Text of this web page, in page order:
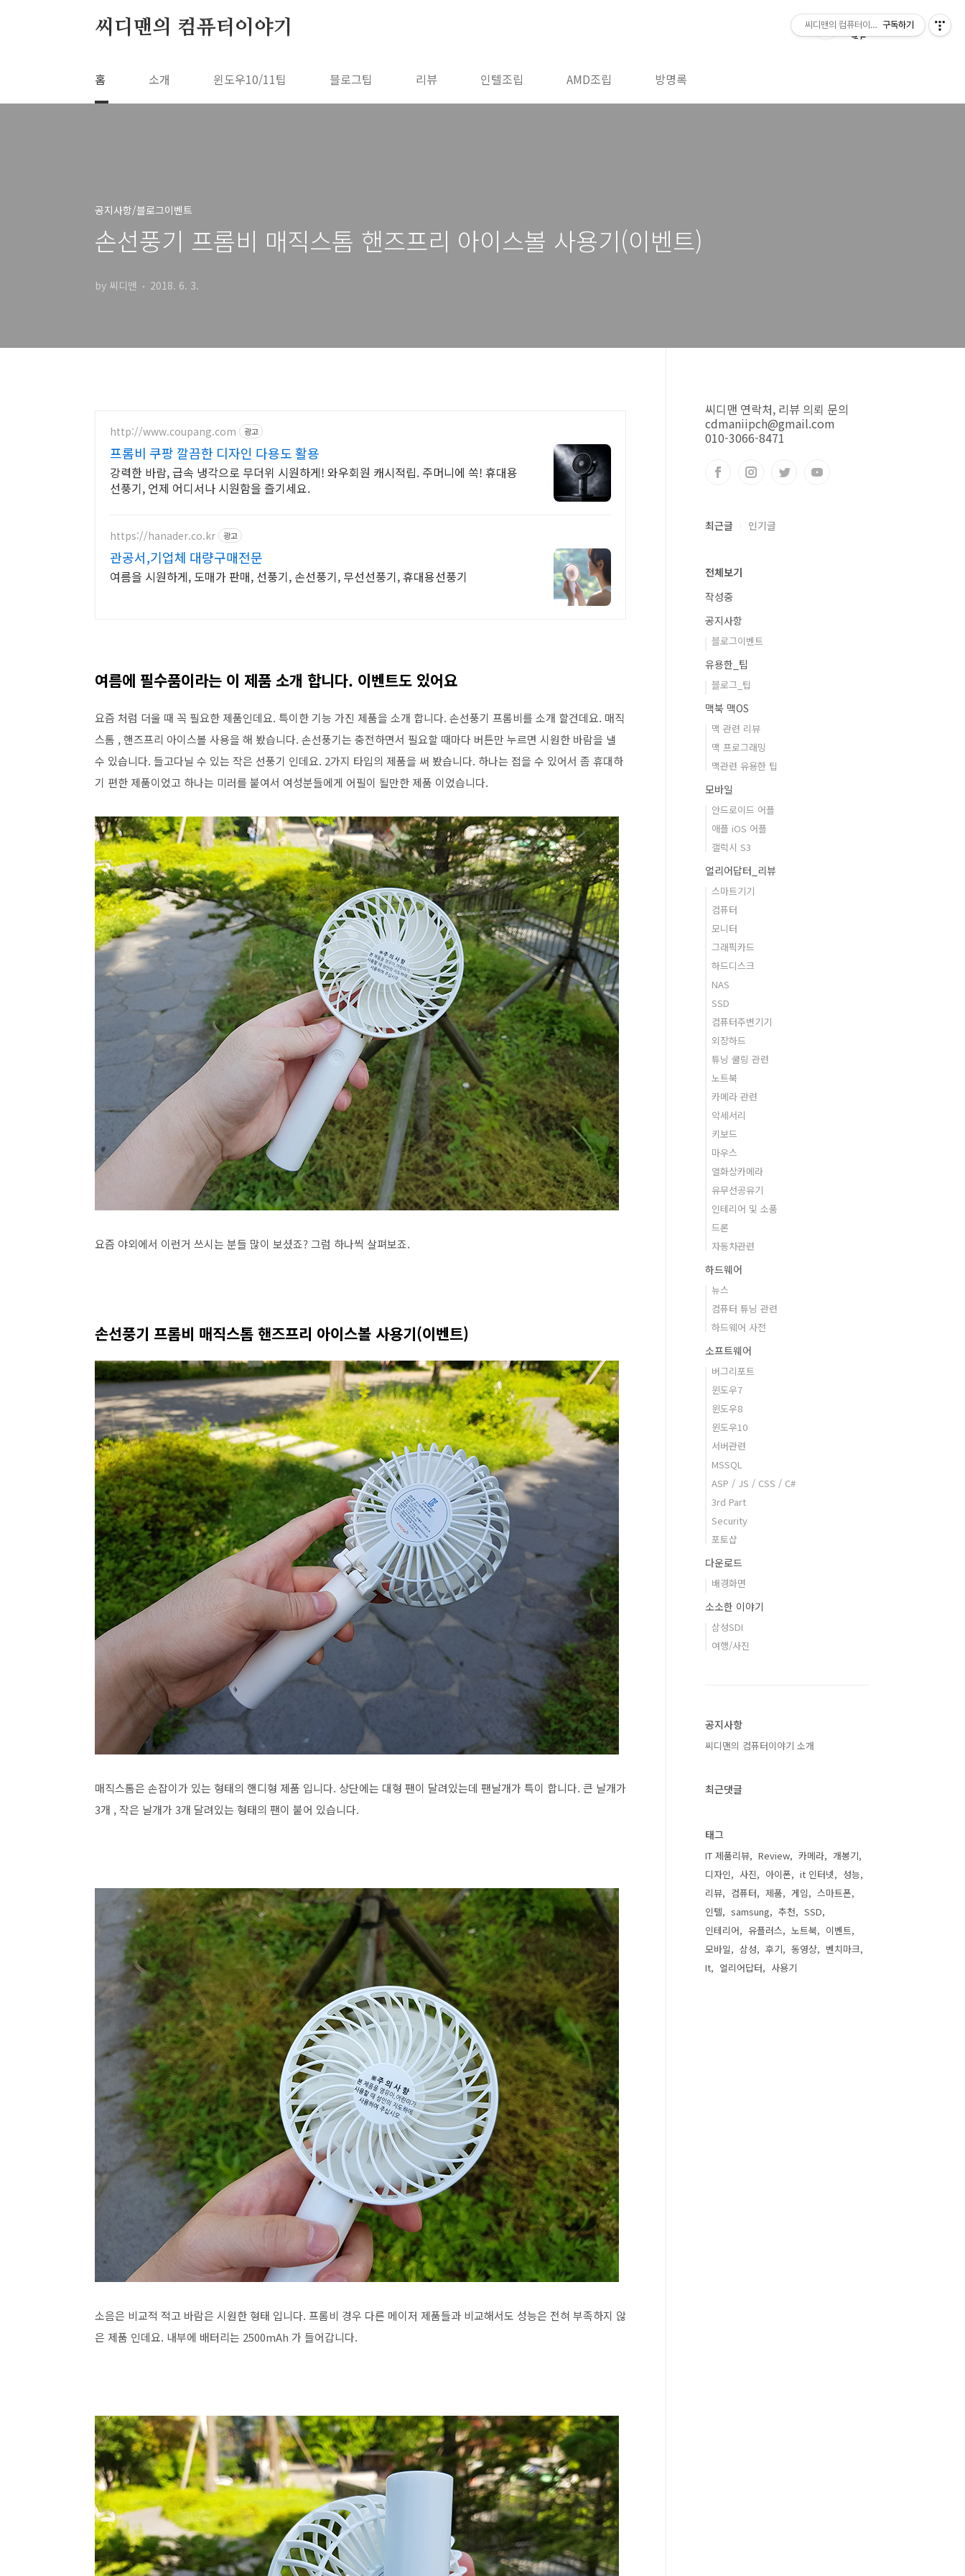
씨디맨의 컴퓨터이야기
홈 소개 윈도우10/11팁 블로그팁 리뷰 인텔조립 AMD조립 방명록
공지사항/블로그이벤트
손선풍기 프롬비 매직스톰 핸즈프리 아이스볼 사용기(이벤트)
by 씨디맨 2018. 6. 3.
http://www.coupang.com 광고
프롬비 쿠팡 깔끔한 디자인 다용도 활용
강력한 바람, 급속 냉각으로 무더위 시원하게! 와우회원 캐시적립. 주머니에 쏙! 휴대용
선풍기, 언제 어디서나 시원함을 즐기세요.
https://hanader.co.kr 광고
관공서,기업체 대량구매전문
여름을 시원하게, 도매가 판매, 선풍기, 손선풍기, 무선선풍기, 휴대용선풍기
여름에 필수품이라는 이 제품 소개 합니다. 이벤트도 있어요
요즘 처럼 더울 때 꼭 필요한 제품인데요. 특이한 기능 가진 제품을 소개 합니다. 손선풍기 프롬비를 소개 할건데요. 매직
스톰 , 핸즈프리 아이스볼 사용을 해 봤습니다. 손선풍기는 충전하면서 필요할 때마다 버튼만 누르면 시원한 바람을 낼
수 있습니다. 들고다닐 수 있는 작은 선풍기 인데요. 2가지 타입의 제품을 써 봤습니다. 하나는 접을 수 있어서 좀 휴대하
기 편한 제품이었고 하나는 미러를 붙여서 여성분들에게 어필이 될만한 제품 이었습니다.
요즘 야외에서 이런거 쓰시는 분들 많이 보셨죠? 그럼 하나씩 살펴보죠.
손선풍기 프롬비 매직스톰 핸즈프리 아이스볼 사용기(이벤트)
매직스톰은 손잡이가 있는 형태의 핸디형 제품 입니다. 상단에는 대형 팬이 달려있는데 팬날개가 특이 합니다. 큰 날개가
3개 , 작은 날개가 3개 달려있는 형태의 팬이 붙어 있습니다.
소음은 비교적 적고 바람은 시원한 형태 입니다. 프롬비 경우 다른 메이저 제품들과 비교해서도 성능은 전혀 부족하지 않
은 제품 인데요. 내부에 배터리는 2500mAh 가 들어갑니다.
씨디맨 연락처, 리뷰 의뢰 문의
cdmaniipch@gmail.com
010-3066-8471
최근글 인기글
전체보기
작성중
공지사항
블로그이벤트
유용한_팁
블로그_팁
맥북 맥OS
맥 관련 리뷰
맥 프로그래밍
맥관련 유용한 팁
모바일
안드로이드 어플
애플 iOS 어플
갤럭시 S3
얼리어답터_리뷰
스마트기기
컴퓨터
모니터
그래픽카드
하드디스크
NAS
SSD
컴퓨터주변기기
외장하드
튜닝 쿨링 관련
노트북
카메라 관련
악세서리
키보드
마우스
열화상카메라
유무선공유기
인테리어 및 소품
드론
자동차관련
하드웨어
뉴스
컴퓨터 튜닝 관련
하드웨어 사전
소프트웨어
버그리포트
윈도우7
윈도우8
윈도우10
서버관련
MSSQL
ASP / JS / CSS / C#
3rd Part
Security
포토샵
다운로드
배경화면
소소한 이야기
삼성SDI
여행/사진
공지사항
씨디맨의 컴퓨터이야기 소개
최근댓글
태그
IT 제품리뷰 Review 카메라
개봉기
디자인
사진 아이폰 it 인터넷
성능
리뷰
컴퓨터 제품 게임
스마트폰
인텔
samsung 추천
SSD
인테리어
유플러스 노트북
이벤트
모바일
삼성 후기 동영상
벤치마크
It
얼리어답터 사용기
씨디맨의 컴퓨터이야기구독하기